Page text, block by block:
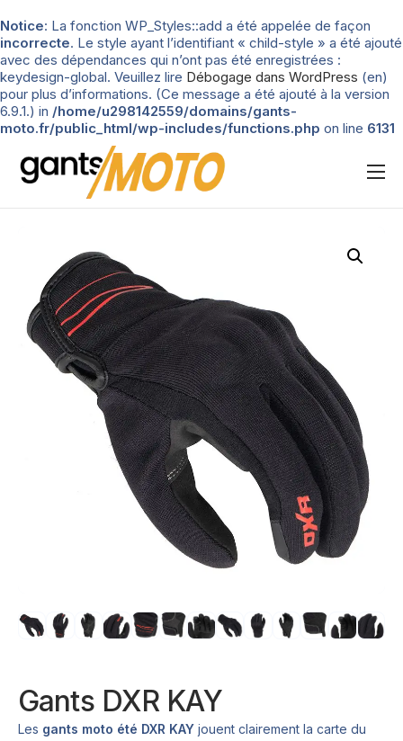
Notice: La fonction WP_Styles::add a été appelée de façon
incorrecte. Le style ayant l’identifiant « child-style » a été ajouté
avec des dépendances qui n’ont pas été enregistrées :
keydesign-global. Veuillez lire Débogage dans WordPress (en)
pour plus d’informations. (Ce message a été ajouté à la version
6.9.1.) in /home/u298142559/domains/gants-
moto.fr/public_html/wp-includes/functions.php on line 6131
Nos tests
Types de gants
Guide d’achat
Gants DXR KAY
Les gants moto été DXR KAY jouent clairement la carte du